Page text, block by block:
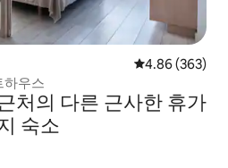
평점 4.86점(5
4.86 (363)
하우스
처의 다른 근사한 휴가
숙소